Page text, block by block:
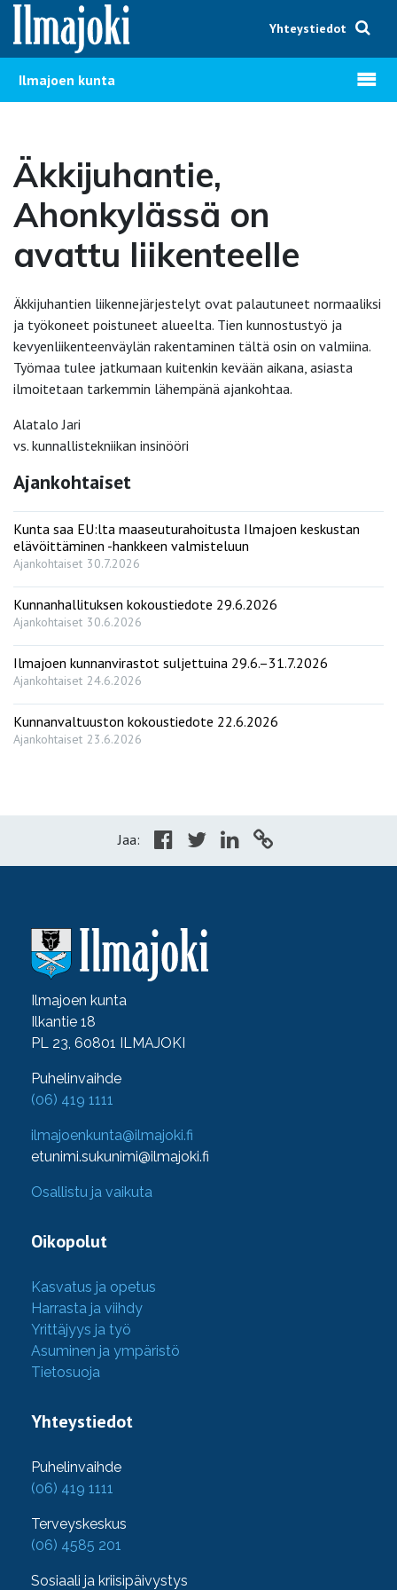
Hyppää sisältöön
Yhteystiedot
Ilmajoen kunta Avaa
Äkkijuhantie,
Ahonkylässä on
avattu liikenteelle
Äkkijuhantien liikennejärjestelyt ovat palautuneet normaaliksi
ja työkoneet poistuneet alueelta. Tien kunnostustyö ja
kevyenliikenteenväylän rakentaminen tältä osin on valmiina.
Työmaa tulee jatkumaan kuitenkin kevään aikana, asiasta
ilmoitetaan tarkemmin lähempänä ajankohtaa.
Alatalo Jari
vs. kunnallistekniikan insinööri
Ajankohtaiset
Kunta saa EU:lta maaseuturahoitusta Ilmajoen keskustan
elävöittäminen -hankkeen valmisteluun
Ajankohtaiset 30.7.2026
Kunnanhallituksen kokoustiedote 29.6.2026
Ajankohtaiset 30.6.2026
Ilmajoen kunnanvirastot suljettuina 29.6.–31.7.2026
Ajankohtaiset 24.6.2026
Kunnanvaltuuston kokoustiedote 22.6.2026
Ajankohtaiset 23.6.2026
Jaa:
Ilmajoen kunta
Ilkantie 18
PL 23, 60801 ILMAJOKI
Puhelinvaihde
(06) 419 1111
ilmajoenkunta@ilmajoki.fi
etunimi.sukunimi@ilmajoki.fi
Osallistu ja vaikuta
Oikopolut
Kasvatus ja opetus
Harrasta ja viihdy
Yrittäjyys ja työ
Asuminen ja ympäristö
Tietosuoja
Yhteystiedot
Puhelinvaihde
(06) 419 1111
Terveyskeskus
(06) 4585 201
Sosiaali ja kriisipäivystys